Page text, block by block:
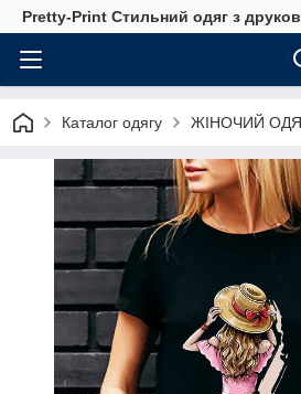
Pretty-Print Стильний одяг з
Каталог одягу ЖІНОЧИЙ